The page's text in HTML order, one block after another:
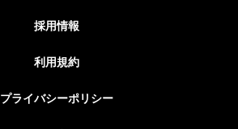
採用情報
利用規約
プライバシーポリシー